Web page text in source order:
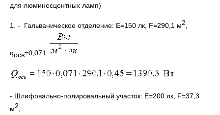
для люминесцентных ламп)
1. - Гальваническое отделение: E=150 лк, F=290,1 м2
qосв=0,071
- Шлифовально-полировальный участок: E=200 лк, F=37,3
м2